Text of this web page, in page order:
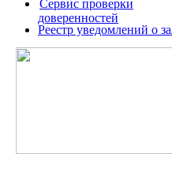
Сервис проверки
доверенностей
Реестр уведомлений о